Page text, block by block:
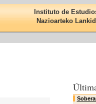
Instituto de
Nazioarteko